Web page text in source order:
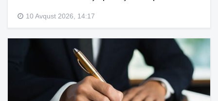
10 Avqust 2026, 14:17